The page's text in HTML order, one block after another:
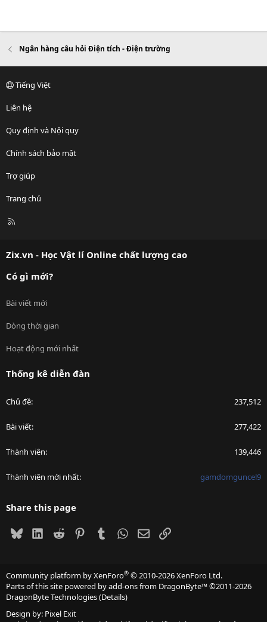
Ngân hàng câu hỏi Điện tích - Điện trường
Tiếng Việt
Liên hệ
Quy định và Nội quy
Chính sách bảo mật
Trợ giúp
Trang chủ
R
Zix.vn - Học Vật lí Online chất lượng cao
Có gì mới?
Bài viết mới
Dòng thời gian
Hoạt động mới nhất
Thống kê diễn đàn
Chủ đề 237,512
Bài viết 277,422
Thành viên 139,446
Thành viên mới nhất gamdomguncel9
Share this page
BlueskyLinkedIn
Reddit PinterestTumblrWhatsApp
EmailLink
Community platform by XenForo® © 2010-2026 XenForo Ltd.
Parts of this site powered byadd-ons from DragonByte™©2011-2026
DragonByte Technologies(Details)
Design by: Pixel Exit